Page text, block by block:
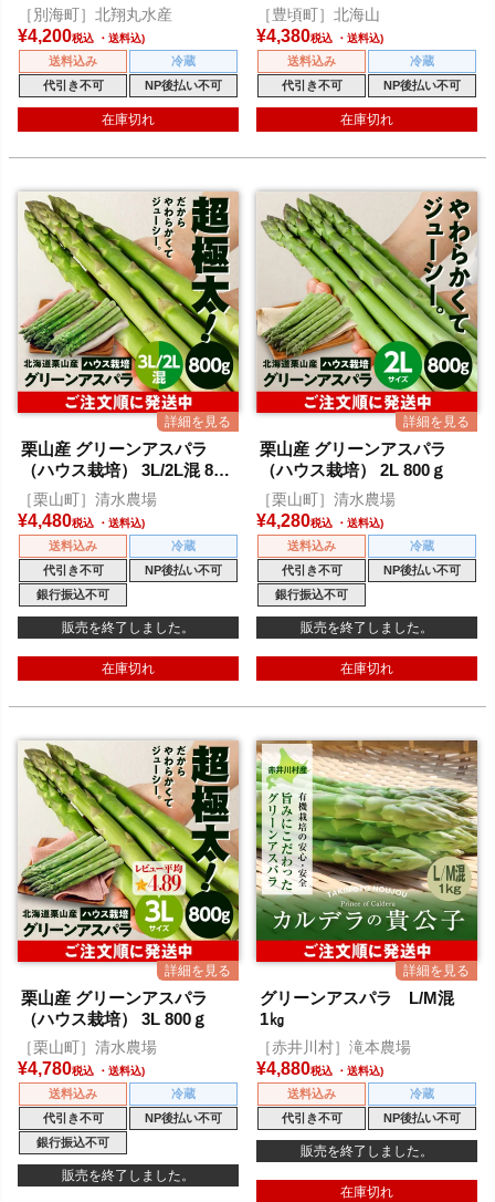
［別海町］北翔丸水産
¥4,200税込
送料込み
冷蔵
代引き不可
NP後払い不可
在庫切れ
［豊頃町］北海山
¥4,380税込
送料込み
冷蔵
代引き不可
NP後払い不可
在庫切れ
栗山産 グリーンアスパラ
（ハウス栽培） 3L/2L混 800
ｇ
［栗山町］清水農場
¥4,480税込
送料込み
冷蔵
代引き不可
NP後払い不可
銀行振込不可
販売を終了しました。
在庫切れ
栗山産 グリーンアスパラ
（ハウス栽培） 2L 800ｇ
［栗山町］清水農場
¥4,280税込
送料込み
冷蔵
代引き不可
NP後払い不可
銀行振込不可
販売を終了しました。
在庫切れ
栗山産 グリーンアスパラ
（ハウス栽培） 3L 800ｇ
［栗山町］清水農場
¥4,780税込
送料込み
冷蔵
代引き不可
NP後払い不可
銀行振込不可
販売を終了しました。
グリーンアスパラ L/M混
1㎏
［赤井川村］滝本農場
¥4,880税込
送料込み
冷蔵
代引き不可
NP後払い不可
販売を終了しました。
在庫切れ